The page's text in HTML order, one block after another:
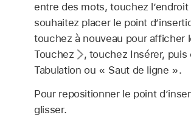
entre des mots, touchez
souhaitez placer le point
touchez à nouveau pour afficher
Touchez
, touchez Insérer, puis
Tabulation ou « Saut de ligne ».
Pour repositionner le point
glisser.